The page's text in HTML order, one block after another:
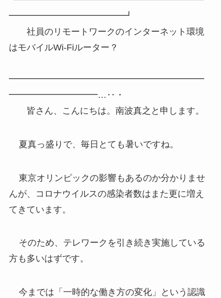
━━━━━━━━━━━━━┛
社員のリモートワークのインターネット環境
はモバイルWi-Fiルーター？
━━━━━━━━━━━━━━━━━━━━━━
━━━━━━━━━━…‥・
皆さん、こんにちは。南波真之と申します。
夏真っ盛りで、毎日とても暑いですね。
東京オリンピックの影響もあるのか分かりませ
んが、コロナウイルスの感染者数はまた更に増え
てきています。
そのため、テレワークを引き続き実施している
方も多いはずです。
今までは「一時的な働き方の変化」という認識